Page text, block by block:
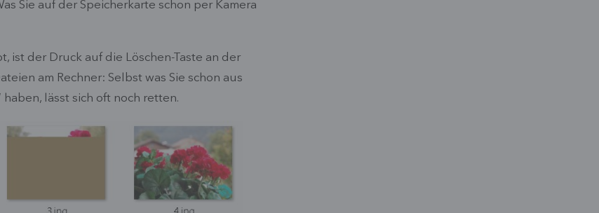
Sie auf der Speicherkarte schon per Kamera
ist der Druck auf die Löschen-Taste an der
am Rechner: Selbst was Sie schon aus
lässt sich oft noch retten.